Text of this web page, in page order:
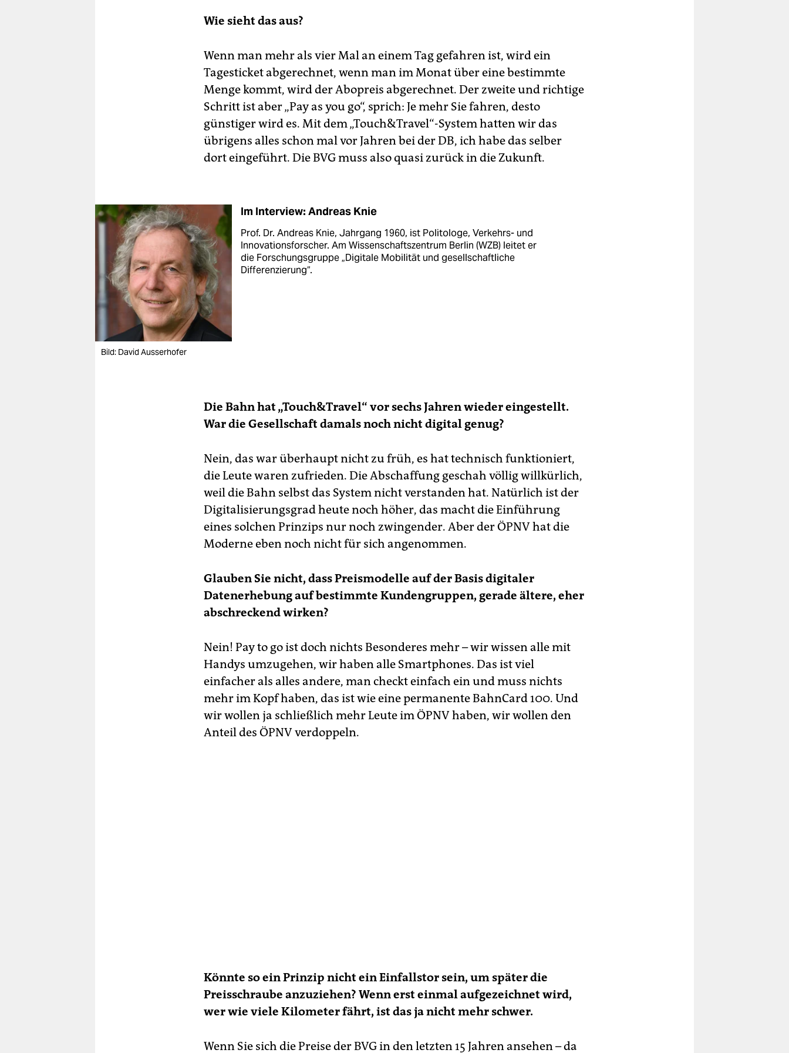
Wie sieht das aus?
Wenn man mehr als vier Mal an einem Tag gefahren ist, wird ein
Tagesticket abgerechnet, wenn man im Monat über eine bestimmte
Menge kommt, wird der Abopreis abgerechnet. Der zweite und richtige
Schritt ist aber „Pay as you go“, sprich: Je mehr Sie fahren, desto
günstiger wird es. Mit dem „Touch&Travel“-System hatten wir das
übrigens alles schon mal vor Jahren bei der DB, ich habe das selber
dort eingeführt. Die BVG muss also quasi zurück in die Zukunft.
Bild: David Ausserhofer
Im Interview: Andreas Knie
Prof. Dr. Andreas Knie, Jahrgang 1960, ist Politologe, Verkehrs- und
Innovationsforscher. Am Wissenschaftszentrum Berlin (WZB) leitet er
die Forschungsgruppe „Digitale Mobilität und gesellschaftliche
Differenzierung“.
Die Bahn hat „Touch&Travel“ vor sechs Jahren wieder eingestellt.
War die Gesellschaft damals noch nicht digital genug?
Nein, das war überhaupt nicht zu früh, es hat technisch funktioniert,
die Leute waren zufrieden. Die Abschaffung geschah völlig willkürlich,
weil die Bahn selbst das System nicht verstanden hat. Natürlich ist der
Digitalisierungsgrad heute noch höher, das macht die Einführung
eines solchen Prinzips nur noch zwingender. Aber der ÖPNV hat die
Moderne eben noch nicht für sich angenommen.
Glauben Sie nicht, dass Preismodelle auf der Basis digitaler
Datenerhebung auf bestimmte Kundengruppen, gerade ältere, eher
abschreckend wirken?
Nein! Pay to go ist doch nichts Besonderes mehr – wir wissen alle mit
Handys umzugehen, wir haben alle Smartphones. Das ist viel
einfacher als alles andere, man checkt einfach ein und muss nichts
mehr im Kopf haben, das ist wie eine permanente BahnCard 100. Und
wir wollen ja schließlich mehr Leute im ÖPNV haben, wir wollen den
Anteil des ÖPNV verdoppeln.
Könnte so ein Prinzip nicht ein Einfallstor sein, um später die
Preisschraube anzuziehen? Wenn erst einmal aufgezeichnet wird,
wer wie viele Kilometer fährt, ist das ja nicht mehr schwer.
Wenn Sie sich die Preise der BVG in den letzten 15 Jahren ansehen – da